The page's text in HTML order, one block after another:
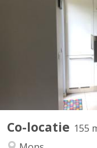
Co-locatie 155
👩‍🎓 - 👨‍🎓
dans ce magnifique
3 chambres. A
Nimy) et du centre